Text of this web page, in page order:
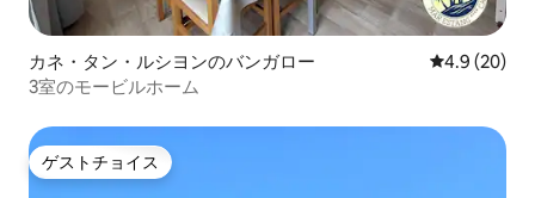
カネ・タン・ルシヨンのバンガロー レビュー20
4.9 (20)
3室のモービルホーム
ゲストチョイス
ゲストチョイス